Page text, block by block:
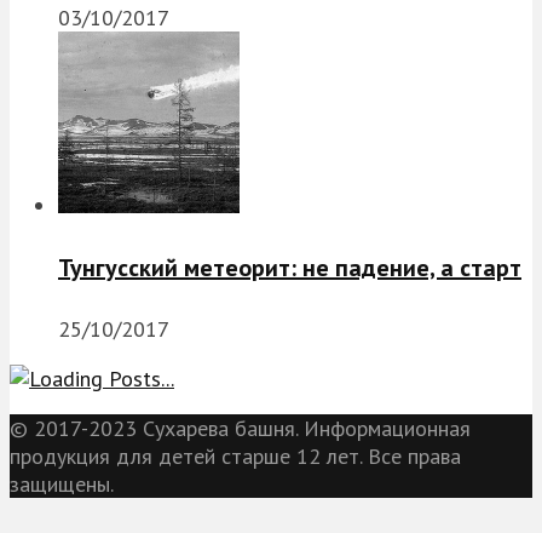
03/10/2017
Тунгусский метеорит: не падение, а старт
25/10/2017
© 2017-2023 Сухарева башня. Информационная
продукция для детей старше 12 лет. Все права
защищены.